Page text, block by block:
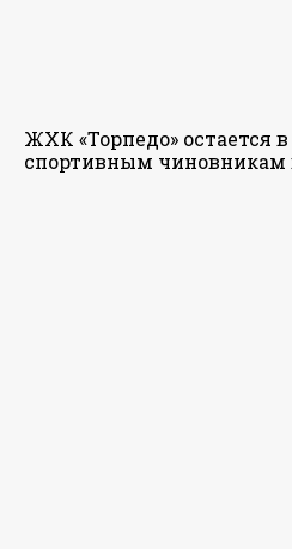
ЖХК «Торпедо» остается
спортивным чиновникам